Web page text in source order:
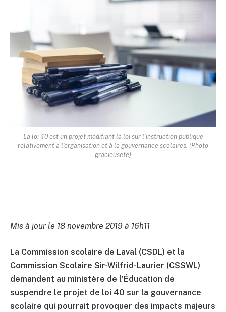
La loi 40 est un projet modifiant la loi sur l’instruction publique
relativement à l’organisation et à la gouvernance scolaires. (Photo
gracieuseté)
Mis à jour le 18 novembre 2019 à 16h11
La Commission scolaire de Laval (CSDL) et la
Commission Scolaire Sir-Wilfrid-Laurier (CSSWL)
demandent au ministère de l’Éducation de
suspendre le projet de loi 40 sur la gouvernance
scolaire qui pourrait provoquer des impacts majeurs